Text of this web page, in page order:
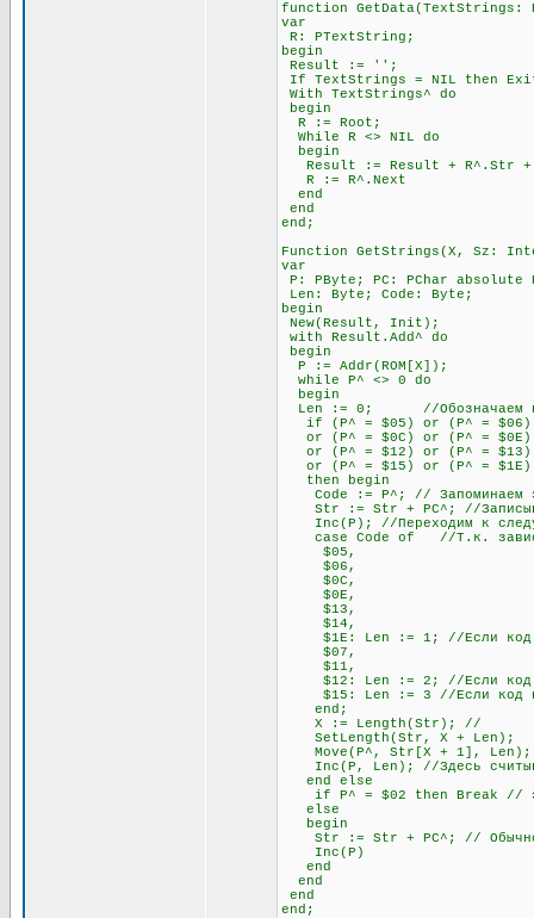
function
var
R: PTextString;
begin
Result := '';
If TextStrings = NIL then
With TextStrings^ do
begin
R := Root;
While R <> NIL do
begin
Result := Result + R^.Str +
R := R^.Next
end
end
end;
Function GetStrings(X, Sz:
var
P: PByte; PC: PChar absolute
Len: Byte; Code: Byte;
begin
New(Result, Init);
with Result.Add^ do
begin
P := Addr(ROM[X]);
while P^ <> 0 do
begin
Len := 0; //Обозначаем
if (P^ = $05) or (P^ = $06) or
or (P^ = $0C) or (P^ = $0E) or
or (P^ = $12) or (P^ = $13)
or (P^ = $15) or (P^ = $1E)
then begin
Code := P^; // Запоминаем
Str := Str + PC^; //
Inc(P); //Переходим к
case Code of //Т.к.
$05,
$06,
$0C,
$0E,
$13,
$14,
$1E: Len := 1; //Если код
$07,
$11,
$12: Len := 2; //Если код
$15: Len := 3 //Если код
end;
X := Length(Str); //
SetLength(Str, X +
Move(P^, Str[X + 1],
Inc(P, Len); //Здесь
end else
if P^ = $02 then Break // это
else
begin
Str := Str + PC^; // Обычное
Inc(P)
end
end
end
end;